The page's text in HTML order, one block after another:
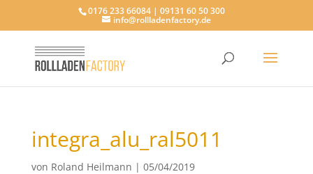
0176 233 66084 | 09131 60 50 300
info@rollladenfactory.de
integra_alu_ral5011
von Roland Heilmann | 05/04/2019